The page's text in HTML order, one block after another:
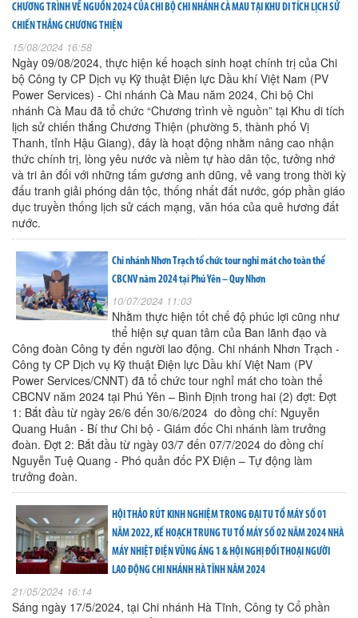
CHƯƠNG TRÌNH VỀ NGUỒN 2024 CỦA CHI BỘ CHI NHÁNH CÀ MAU TẠI KHU DI TÍCH LỊCH SỬ
CHIẾN THẮNG CHƯƠNG THIỆN
15/08/2024 16:58
Ngày 09/08/2024, thực hiện kế hoạch sinh hoạt chính trị của Chi
bộ Công ty CP Dịch vụ Kỹ thuật Điện lực Dầu khí Việt Nam (PV
Power Services) - Chi nhánh Cà Mau năm 2024, Chi bộ Chi
nhánh Cà Mau đã tổ chức “Chương trình về nguồn” tại Khu di tích
lịch sử chiến thắng Chương Thiện (phường 5, thành phố Vị
Thanh, tỉnh Hậu Giang), đây là hoạt động nhằm nâng cao nhận
thức chính trị, lòng yêu nước và niềm tự hào dân tộc, tưởng nhớ
và tri ân đối với những tấm gương anh dũng, vẻ vang trong thời kỳ
đấu tranh giải phóng dân tộc, thống nhất đất nước, góp phần giáo
dục truyền thống lịch sử cách mạng, văn hóa của quê hương đất
nước.
Chi nhánh Nhơn Trạch tổ chức tour nghỉ mát cho toàn thể
CBCNV năm 2024 tại Phú Yên – Quy Nhơn
10/07/2024 11:03
Nhằm thực hiện tốt chế độ phúc lợi cũng như
thể hiện sự quan tâm của Ban lãnh đạo và
Công đoàn Công ty đến người lao động. Chi nhánh Nhơn Trạch -
Công ty CP Dịch vụ Kỹ thuật Điện lực Dầu khí Việt Nam (PV
Power Services/CNNT) đã tổ chức tour nghỉ mát cho toàn thể
CBCNV năm 2024 tại Phú Yên – Bình Định trong hai (2) đợt: Đợt
1: Bắt đầu từ ngày 26/6 đến 30/6/2024 do đồng chí: Nguyễn
Quang Huân - Bí thư Chi bộ - Giám đốc Chi nhánh làm trưởng
đoàn. Đợt 2: Bắt đầu từ ngày 03/7 đến 07/7/2024 do đồng chí
Nguyễn Tuệ Quang - Phó quản đốc PX Điện – Tự động làm
trưởng đoàn.
HỘI THẢO RÚT KINH NGHIỆM TRONG ĐẠI TU TỔ MÁY SỐ 01
NĂM 2022, KẾ HOẠCH TRUNG TU TỔ MÁY SỐ 02 NĂM 2024 NHÀ
MÁY NHIỆT ĐIỆN VŨNG ÁNG 1 & HỘI NGHỊ ĐỐI THOẠI NGƯỜI
LAO ĐỘNG CHI NHÁNH HÀ TĨNH NĂM 2024
21/05/2024 16:14
Sáng ngày 17/5/2024, tại Chi nhánh Hà Tĩnh, Công ty Cổ phần